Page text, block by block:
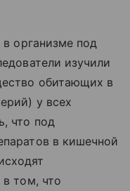
организме под
изучили
обитающих в
у всех
что под
в кишечной
том, что